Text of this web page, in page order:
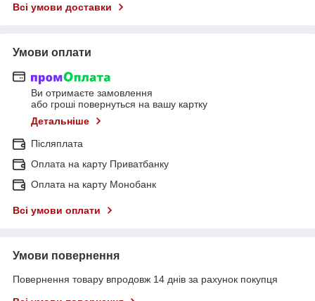
Всі умови доставки
Умови оплати
Ви отримаєте замовлення
або гроші повернуться на вашу картку
Детальніше
Післяплата
Оплата на карту Приватбанку
Оплата на карту Монобанк
Всі умови оплати
Умови повернення
Повернення товару впродовж 14 днів за рахунок покупця